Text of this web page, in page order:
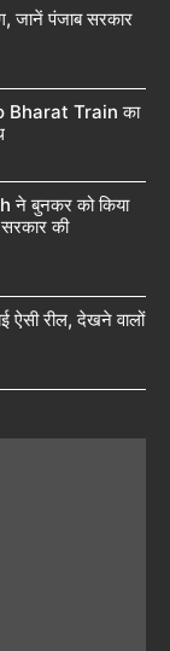
पंजाब सरकार
Bharat Train का
ने बुनकर को किया
सरकार की
ऐसी रील, देखने वालों